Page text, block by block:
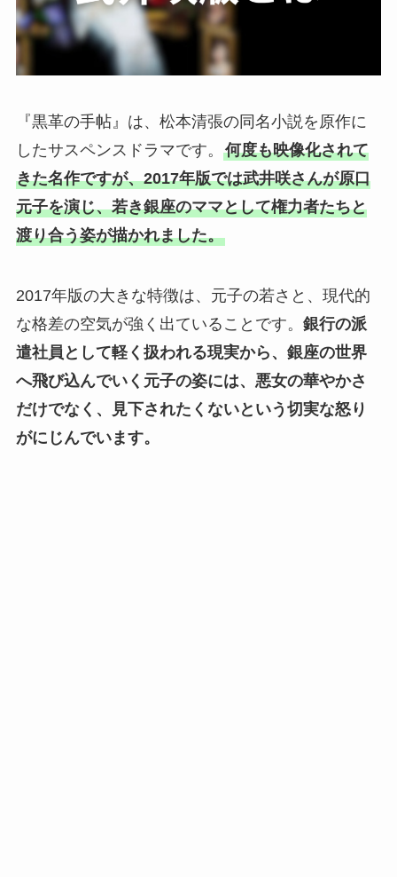
『黒革の手帖』は、松本清張の同名小説を原作に
したサスペンスドラマです。 何度も映像化されて
きた名作ですが、2017年版では武井咲さんが原口
元子を演じ、若き銀座のママとして権力者たちと
渡り合う姿が描かれました。
2017年版の大きな特徴は、元子の若さと、現代的
な格差の空気が強く出ていることです。 銀行の派
遣社員として軽く扱われる現実から、銀座の世界
へ飛び込んでいく元子の姿には、悪女の華やかさ
だけでなく、見下されたくないという切実な怒り
がにじんでいます。